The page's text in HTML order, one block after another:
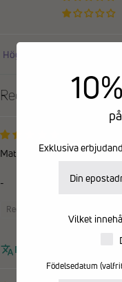
Sort by
Recensioner på
Mats
-
Recensioner samlade från en
Recensionen kunde inte
Exklusiva
Vilket
Födelsedatum